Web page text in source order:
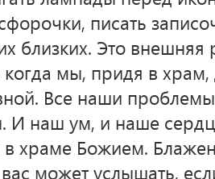
писать
близких. Это внешняя
когда мы, придя в
Все наши
И наш ум, и наше
храме Божием.
может услышать,